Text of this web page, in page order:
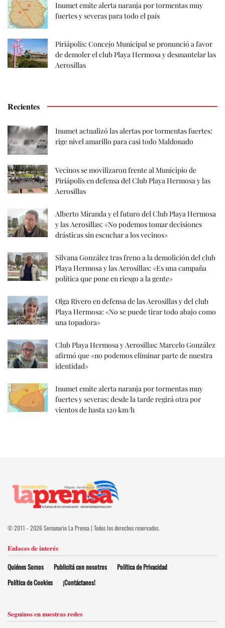
Inumet emite alerta naranja por tormentas muy
fuertes y severas para todo el país
Piriápolis: Concejo Municipal se pronunció a favor
de demoler el club Playa Hermosa y desmantelar las
Aerosillas
Recientes
Inumet actualizó las alertas por tormentas fuertes:
rige nivel amarillo para casi todo Maldonado
Vecinos se movilizaron frente al Municipio de
Piriápolis en defensa del Club Playa Hermosa y las
Aerosillas
Alberto Miranda y el futuro del Club Playa Hermosa
y las Aerosillas: «No podemos tomar decisiones
drásticas sin escuchar a los vecinos»
Silvana González tras freno a la demolición del club
Playa Hermosa y las Aerosillas: «Es una campaña
política que pone en riesgo a la gente»
Olga Rivero en defensa de las Aerosillas y del club
Playa Hermosa: «No se puede tirar todo abajo como
una topadora»
Club Playa Hermosa y Aerosillas: Marcelo González
afirmó que «no podemos eliminar parte de nuestra
identidad»
Inumet emite alerta naranja por tormentas muy
fuertes y severas; desde la tarde regirá otra por
vientos de hasta 120 km/h
© 2011 - 2026 Semanario La Prensa | Todos los derechos reservados.
Enlaces de interés
Quiénes Somos Publicitá con nosotros
Política de Privacidad
Política de Cookies
¡Contáctanos!
Seguínos en nuestras redes